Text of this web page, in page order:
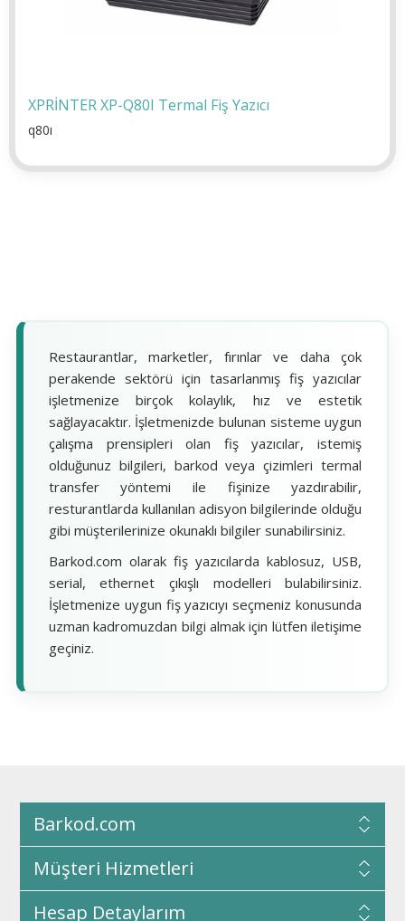
XPRİNTER XP-Q80I Termal Fiş Yazıcı
q80ı
Restaurantlar, marketler, fırınlar ve daha çok
perakende sektörü için tasarlanmış fiş yazıcılar
işletmenize birçok kolaylık, hız ve estetik
sağlayacaktır. İşletmenizde bulunan sisteme uygun
çalışma prensipleri olan fiş yazıcılar, istemiş
olduğunuz bilgileri, barkod veya çizimleri termal
transfer yöntemi ile fişinize yazdırabilir,
resturantlarda kullanılan adisyon bilgilerinde olduğu
gibi müşterilerinize okunaklı bilgiler sunabilirsiniz.
Barkod.com olarak fiş yazıcılarda kablosuz, USB,
serial, ethernet çıkışlı modelleri bulabilirsiniz.
İşletmenize uygun fiş yazıcıyı seçmeniz konusunda
uzman kadromuzdan bilgi almak için lütfen iletişime
geçiniz.
Barkod.com
Müşteri Hizmetleri
Hesap Detaylarım